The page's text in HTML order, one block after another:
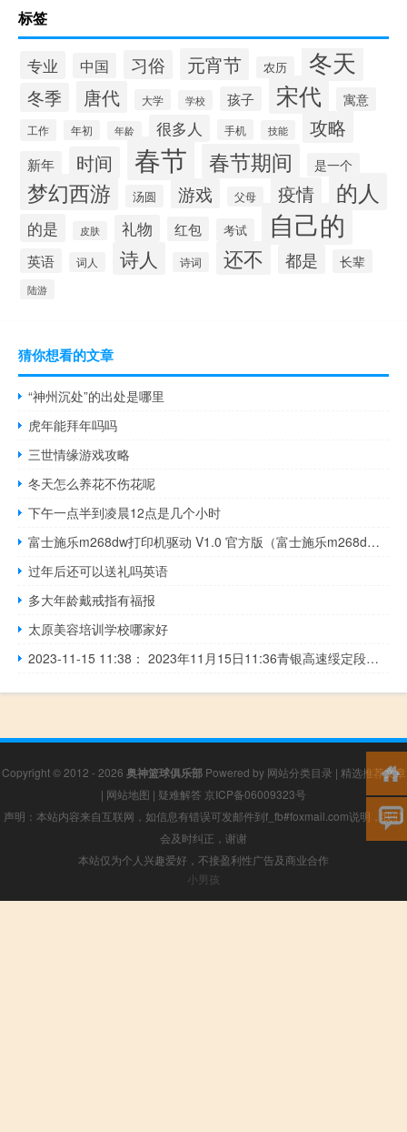
标签
专业 中国 习俗 元宵节 农历 冬天
冬季 唐代 大学 学校 孩子 宋代 寓意
工作 年初 年龄 很多人 手机 技能 攻略
新年 时间 春节 春节期间 是一个
梦幻西游 汤圆 游戏 父母 疫情 的人
的是 皮肤 礼物 红包 考试 自己的
英语 词人 诗人 诗词 还不 都是 长辈
陆游
猜你想看的文章
“神州沉处”的出处是哪里
虎年能拜年吗吗
三世情缘游戏攻略
冬天怎么养花不伤花呢
下午一点半到凌晨12点是几个小时
富士施乐m268dw打印机驱动 V1.0 官方版（富士施乐m268dw打印机驱动 V1.0 官方版功能简介）
过年后还可以送礼吗英语
多大年龄戴戒指有福报
太原美容培训学校哪家好
2023-11-15 11:38： 2023年11月15日11:36青银高速绥定段定边收费站入口恢复正常通行。 ​​​
Copyright © 2012 - 2026 奥神篮球俱乐部Powered by 网站分类目录 | 精选推荐文章
| 网站地图 | 疑难解答 京ICP备06009323号
声明：本站内容来自互联网，如信息有错误可发邮件到f_fb#foxmail.com说明，我们
会及时纠正，谢谢
本站仅为个人兴趣爱好，不接盈利性广告及商业合作
小男孩